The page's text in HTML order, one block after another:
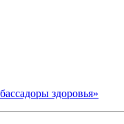
здоровья»